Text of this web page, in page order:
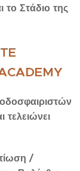
το Στάδιο της
τελειώνει
/